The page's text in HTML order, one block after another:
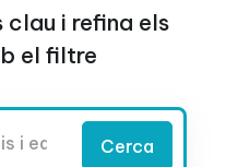
i refina els
el filtre
Cerca